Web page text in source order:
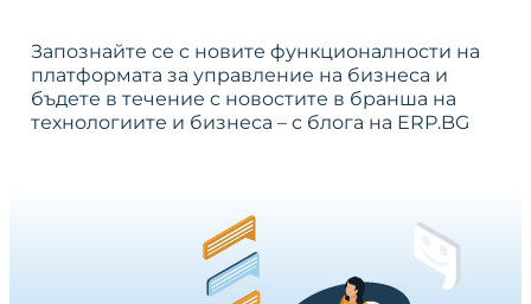
Запознайте се с новите функционалности на
платформата за управление на бизнеса и
бъдете в течение с новостите в бранша на
технологиите и бизнеса – с блога на ERP.BG